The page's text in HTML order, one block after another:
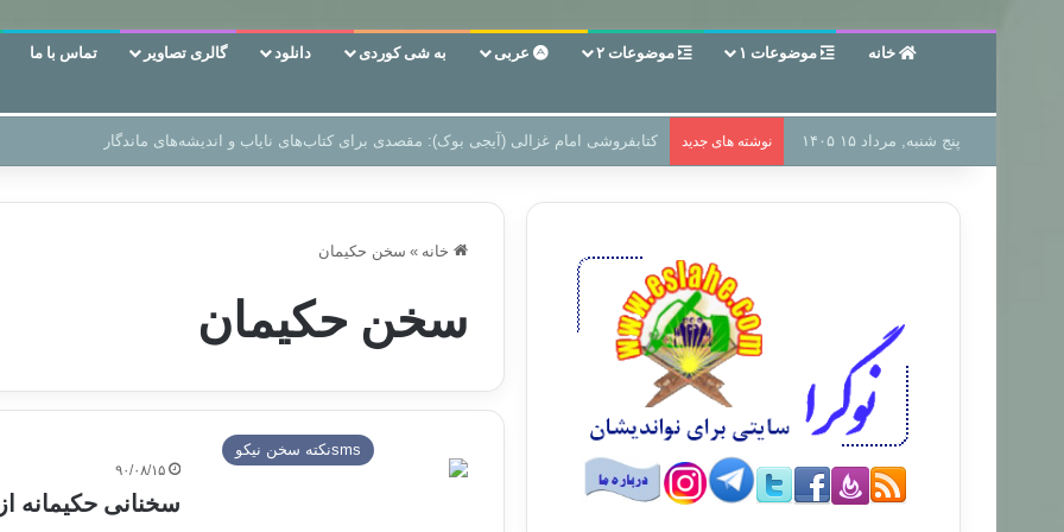
خانه موضوعات ۱ موضوعات ۲ عربی به شی کوردی دانلود گالری تصاویر تماس با ما
پنج شنبه, مرداد ۱۵ ۱۴۰۵ نوشته های جدید سر دفتر فساد در زمین‌، دوری وکناره‌گیری از راه خداست‌!
خانه » سخن حکیمان
سخن حکیمان
smsنكته سخن نيكو
۹۰/۰۸/۱۵
سخنانی حکیمانه